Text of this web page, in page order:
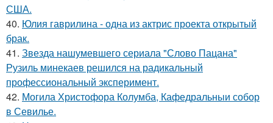
США.
40. Юлия гаврилина - одна из актрис проекта открытый
брак.
41. Звезда нашумевшего сериала "Слово Пацана"
Рузиль минекаев решился на радикальный
профессиональный эксперимент.
42. Могила Христофора Колумба, Кафедральныи собор
в Севилье.